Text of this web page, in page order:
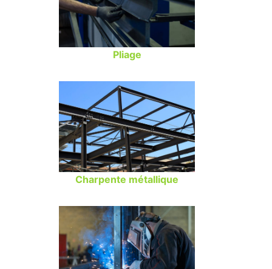
Pliage
Charpente métallique